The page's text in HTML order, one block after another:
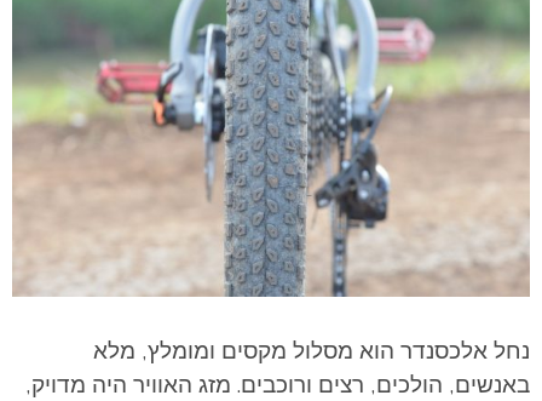
נחל אלכסנדר הוא מסלול מקסים ומומלץ, מלא
באנשים, הולכים, רצים ורוכבים. מזג האוויר היה מדויק,